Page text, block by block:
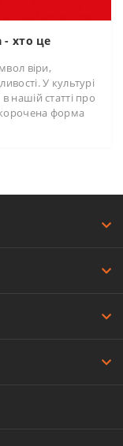
хто це
віри,
У культурі
нашій статті про
форма